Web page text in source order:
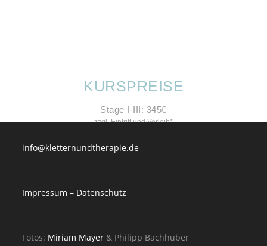
KURSPREISE
Stage I-III: 345€
zzgl. Eintritt und Verleih*
info@kletternundtherapie.de
Impressum – Datenschutz
Fotos: Miriam Mayer & Philipp Bachhuber